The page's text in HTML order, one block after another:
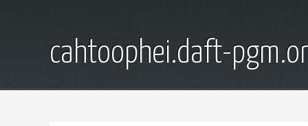
cahtoophei.daft-